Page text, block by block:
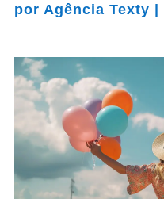
por Agência Texty |